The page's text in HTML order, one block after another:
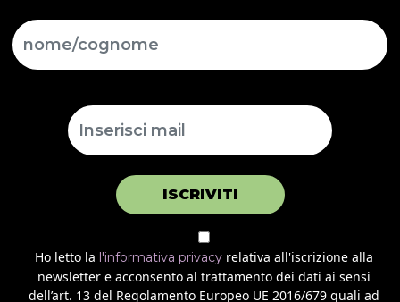
ISCRIVITI
Ho letto la l'informativa privacy relativa all'iscrizione alla
newsletter e acconsento al trattamento dei dati ai sensi
dell’art. 13 del Regolamento Europeo UE 2016/679 quali ad